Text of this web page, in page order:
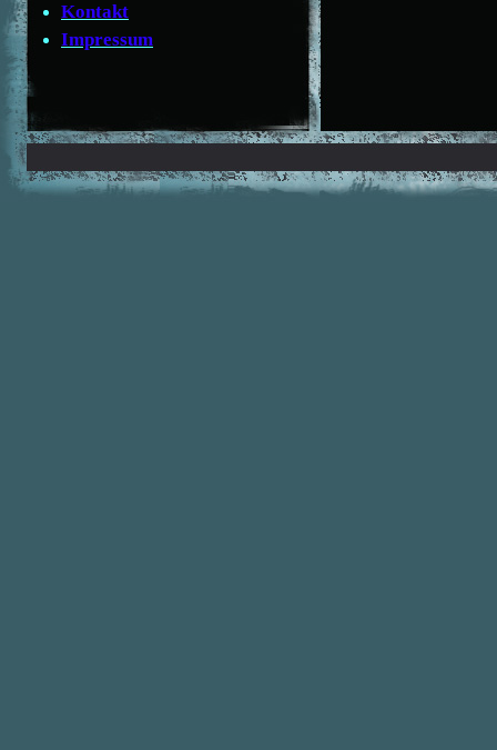
Kontakt
Impressum